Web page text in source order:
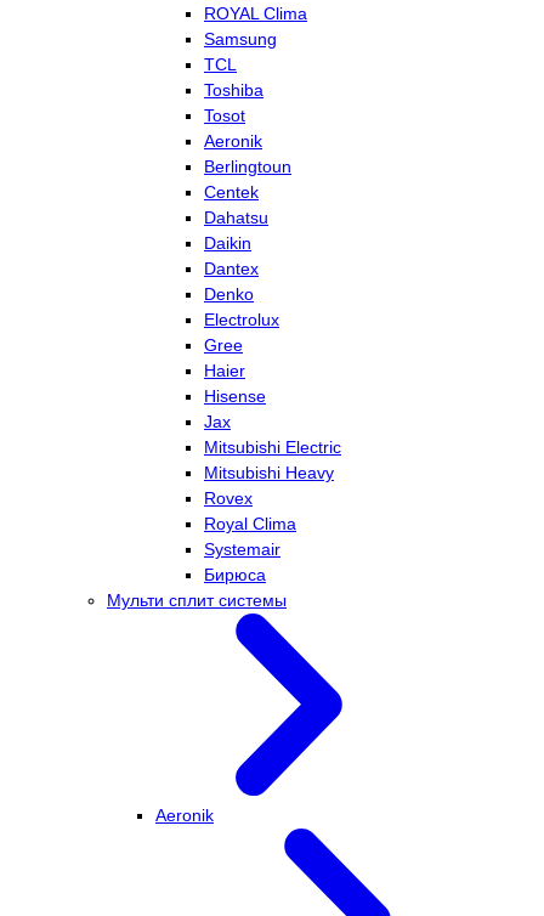
ROYAL Clima
Samsung
TCL
Toshiba
Tosot
Aeronik
Berlingtoun
Centek
Dahatsu
Daikin
Dantex
Denko
Electrolux
Gree
Haier
Hisense
Jax
Mitsubishi Electric
Mitsubishi Heavy
Rovex
Royal Clima
Systemair
Бирюса
Мульти сплит системы
Aeronik